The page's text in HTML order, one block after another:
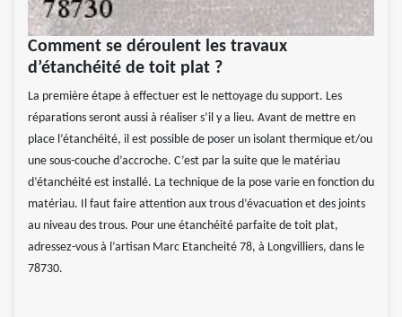
Comment se déroulent les travaux
d’étanchéité de toit plat ?
La première étape à effectuer est le nettoyage du support. Les
réparations seront aussi à réaliser s’il y a lieu. Avant de mettre en
place l’étanchéité, il est possible de poser un isolant thermique et/ou
une sous-couche d’accroche. C’est par la suite que le matériau
d’étanchéité est installé. La technique de la pose varie en fonction du
matériau. Il faut faire attention aux trous d’évacuation et des joints
au niveau des trous. Pour une étanchéité parfaite de toit plat,
adressez-vous à l’artisan Marc Etancheité 78, à Longvilliers, dans le
78730.